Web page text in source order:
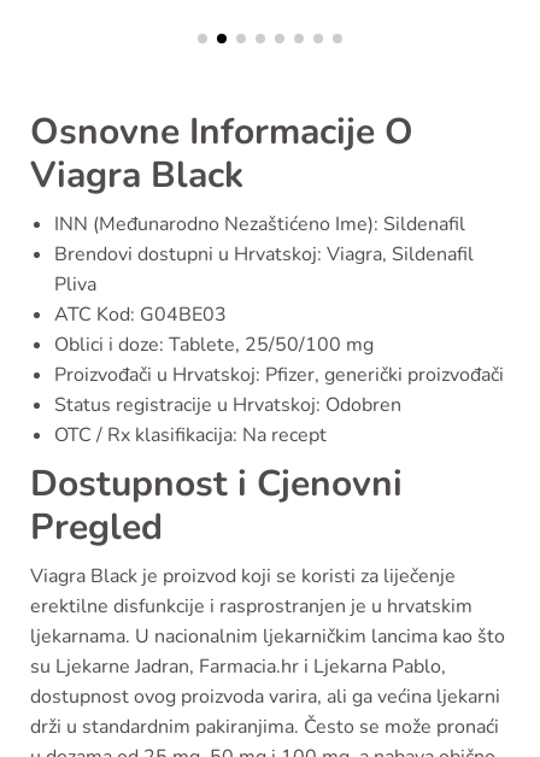
Osnovne Informacije O
Viagra Black
INN (Međunarodno Nezaštićeno Ime): Sildenafil
Brendovi dostupni u Hrvatskoj: Viagra, Sildenafil
Pliva
ATC Kod: G04BE03
Oblici i doze: Tablete, 25/50/100 mg
Proizvođači u Hrvatskoj: Pfizer, generički proizvođači
Status registracije u Hrvatskoj: Odobren
OTC / Rx klasifikacija: Na recept
Dostupnost i Cjenovni
Pregled
Viagra Black je proizvod koji se koristi za liječenje
erektilne disfunkcije i rasprostranjen je u hrvatskim
ljekarnama. U nacionalnim ljekarničkim lancima kao što
su Ljekarne Jadran, Farmacia.hr i Ljekarna Pablo,
dostupnost ovog proizvoda varira, ali ga većina ljekarni
drži u standardnim pakiranjima. Često se može pronaći